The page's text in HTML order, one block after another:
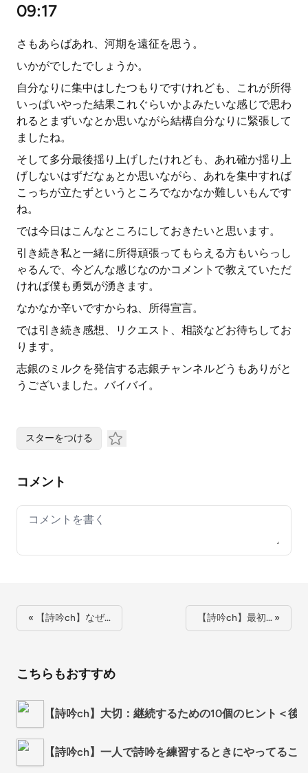
09:17
さもあらばあれ、河期を遠征を思う。
いかがでしたでしょうか。
自分なりに集中はしたつもりですけれども、これが所得
いっぱいやった結果これぐらいかよみたいな感じで思わ
れるとまずいなとか思いながら結構自分なりに緊張して
ましたね。
そして多分最後揺り上げしたけれども、あれ確か揺り上
げしないはずだなぁとか思いながら、あれを集中すれば
こっちが立たずというところでなかなか難しいもんです
ね。
では今日はこんなところにしておきたいと思います。
引き続き私と一緒に所得頑張ってもらえる方もいらっし
ゃるんで、今どんな感じなのかコメントで教えていただ
ければ僕も勇気が湧きます。
なかなか辛いですからね、所得宣言。
では引き続き感想、リクエスト、相談などお待ちしてお
ります。
志銀のミルクを発信する志銀チャンネルどうもありがと
うございました。バイバイ。
スターをつける
コメント
Your comment
« 【詩吟ch】なぜ… 【詩吟ch】最初… »
こちらもおすすめ
【詩吟ch】大切：継続するための10個のヒント＜後
【詩吟ch】一人で詩吟を練習するときにやってるこ